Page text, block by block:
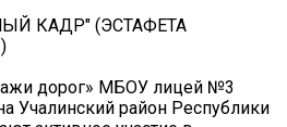
КАДР" (ЭСТАФЕТА
дорог» МБОУ лицей №3
Учалинский район Республики